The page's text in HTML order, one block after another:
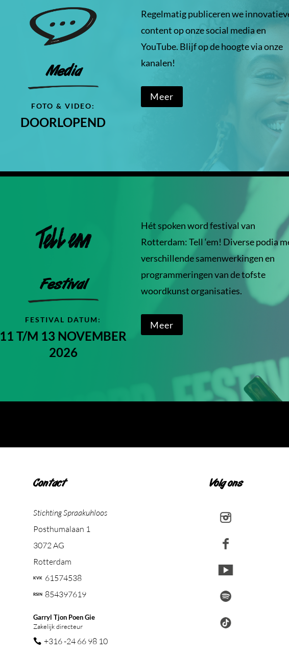
Media
FOTO & VIDEO:
DOORLOPEND
Regelmatig publiceren we
content op onze social media en
YouTube. Blijf op de hoogte via onze
kanalen!
Meer
Festival
FESTIVAL DATUM:
11 T/M 13 NOVEMBER
2026
Hét spoken word festival van
Rotterdam: Tell ‘em! Diverse podia
verschillende samenwerkingen en
programmeringen van de tofste
woordkunst organisaties.
Meer
Contact
Stichting Spraakuhloos
Posthumalaan 1
3072 AG
Rotterdam
61574538
854397619
Garryl Tjon Poen Gie
Zakelijk directeur
+316 -24 66 98 10
Volg ons